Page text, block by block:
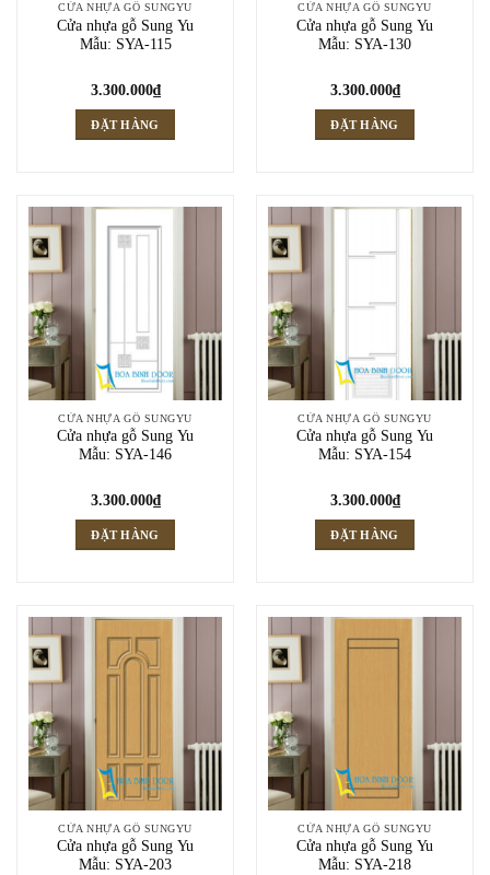
CỬA NHỰA GỖ SUNGYU
Cửa nhựa gỗ Sung Yu
Mẫu: SYA-115
3.300.000₫
ĐẶT HÀNG
CỬA NHỰA GỖ SUNGYU
Cửa nhựa gỗ Sung Yu
Mẫu: SYA-130
3.300.000₫
ĐẶT HÀNG
CỬA NHỰA GỖ SUNGYU
Cửa nhựa gỗ Sung Yu
Mẫu: SYA-146
3.300.000₫
ĐẶT HÀNG
CỬA NHỰA GỖ SUNGYU
Cửa nhựa gỗ Sung Yu
Mẫu: SYA-154
3.300.000₫
ĐẶT HÀNG
CỬA NHỰA GỖ SUNGYU
Cửa nhựa gỗ Sung Yu
Mẫu: SYA-203
CỬA NHỰA GỖ SUNGYU
Cửa nhựa gỗ Sung Yu
Mẫu: SYA-218